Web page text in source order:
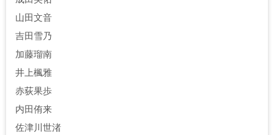
山田文音
吉田雪乃
加藤瑠南
井上楓雅
赤荻果歩
内田侑来
佐津川世渚